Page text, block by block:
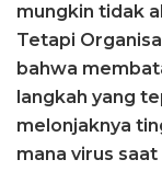
mungkin tidak
Tetapi
bahwa
langkah yang
melonjaknya
mana virus